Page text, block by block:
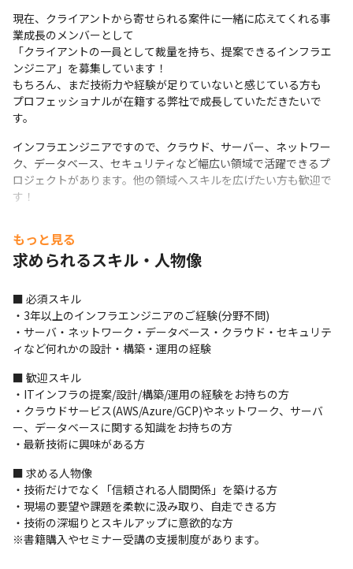
現在、クライアントから寄せられる案件に一緒に応えてくれる事
業成長のメンバーとして
「クライアントの一員として裁量を持ち、提案できるインフラエ
ンジニア」を募集しています！
もちろん、まだ技術力や経験が足りていないと感じている方も
プロフェッショナルが在籍する弊社で成長していただきたいで
す。
インフラエンジニアですので、クラウド、サーバー、ネットワー
ク、データベース、セキュリティなど幅広い領域で活躍できるプ
ロジェクトがあります。他の領域へスキルを広げたい方も歓迎で
す！
ご経験と希望に応じ、以下のようなフェーズから業務に携わって
いただきます。
テップで活躍されたい方、歓迎です！
クラウド（AWS/Azure/GCP）環境での設計や構築
ネットワークの提案、要件定義、設計、構築、テスト
セキュリティ設計、構築
Oracle等のデータベース設計、構築
ベンダーコントロール、クライアント折衝
【プロジェクト例】
１）大手通信キャリアでのインフラ関連プロジェクト
２）中央省庁のデータベース設計・構築プロジェクト
３）大手通信キャリア(1とは異なるキャリア)でのインフラ関連
プロジェクト
４）大手メーカーでのセキュリティ維持運用系プロジェクト
※いずれも一次請けのため、エンドユーザーとの距離が近く、プ
ロジェクトによってはエンドユーザーとして動けることも特徴で
もっと見る
求められるスキル・人物像
■ 必須スキル
・3年以上のインフラエンジニアのご経験(分野不問)
・サーバ・ネットワーク・データベース・クラウド・セキュリテ
ィなど何れかの設計・構築・運用の経験
■ 歓迎スキル
・ITインフラの提案/設計/構築/運用の経験をお持ちの方
・クラウドサービス(AWS/Azure/GCP)やネットワーク、サーバ
ー、データベースに関する知識をお持ちの方
・最新技術に興味がある方
■ 求める人物像
・技術だけでなく「信頼される人間関係」を築ける方
・現場の要望や課題を柔軟に汲み取り、自走できる方
・技術の深堀りとスキルアップに意欲的な方
※書籍購入やセミナー受講の支援制度があります。